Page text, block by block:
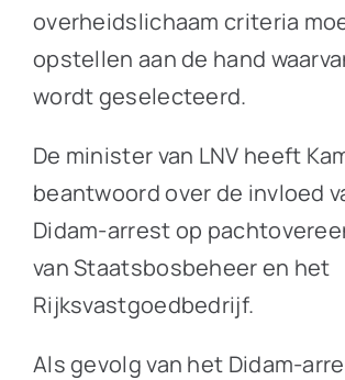
overheidslichaam criteria
opstellen aan de hand
wordt geselecteerd.
De minister van LNV heeft
beantwoord over de invloed
Didam-arrest op
van Staatsbosbeheer en het
Rijksvastgoedbedrijf.
Als gevolg van het Didam-